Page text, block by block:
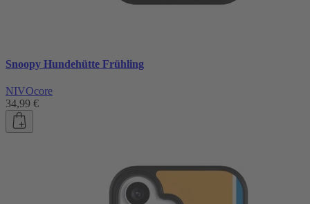
Snoopy Hundehütte Frühling
NIVOcore
34,99 €